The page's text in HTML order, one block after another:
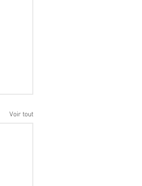
Voir tout